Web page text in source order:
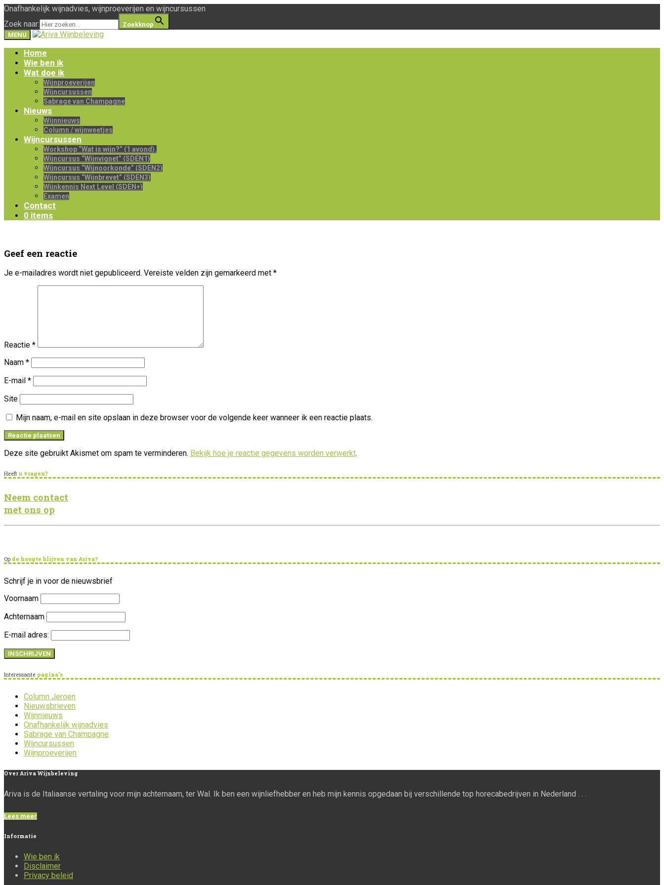
Onafhankelijk wijnadvies, wijnproeverijen en wijncursussen
Zoek naar:
Zoekknop
MENU
Home
Wie ben ik
Wat doe ik
Wijnproeverijen
Wijncursussen
Sabrage van Champagne
Nieuws
Wijnnieuws
Column / wijnweetjes
Wijncursussen
Workshop “Wat is wijn?” (1 avond).
Wijncursus “Wijnvignet” (SDEN1)
Wijncursus “Wijnoorkonde” (SDEN2)
Wijncursus “Wijnbrevet” (SDEN3)
Wijnkennis Next Level (SDEN+)
Examen
Contact
0 items
Geef een reactie
Je e-mailadres wordt niet gepubliceerd. Vereiste velden zijn gemarkeerd met *
Reactie *
Naam *
E-mail *
Site
Mijn naam, e-mail en site opslaan in deze browser voor de volgende keer wanneer ik een reactie plaats.
Deze site gebruikt Akismet om spam te verminderen. Bekijk hoe je reactie gegevens worden verwerkt.
Heeft u vragen?
Neem contact
met ons op
Op de hoogte blijven van Ariva?
Schrijf je in voor de nieuwsbrief
Voornaam
Achternaam
E-mail adres:
Interessante pagina’s
Column Jeroen
Nieuwsbrieven
Wijnnieuws
Onafhankelijk wijnadvies
Sabrage van Champagne
Wijncursussen
Wijnproeverijen
Over Ariva Wijnbeleving
Ariva is de Italiaanse vertaling voor mijn achternaam, ter Wal. Ik ben een wijnliefhebber en heb mijn kennis opgedaan bij verschillende top horecabedrijven in Nederland . . .
Lees meer
Informatie
Wie ben ik
Disclaimer
Privacy beleid